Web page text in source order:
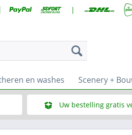
|
en washes Scenery +
Uw bestelling gratis